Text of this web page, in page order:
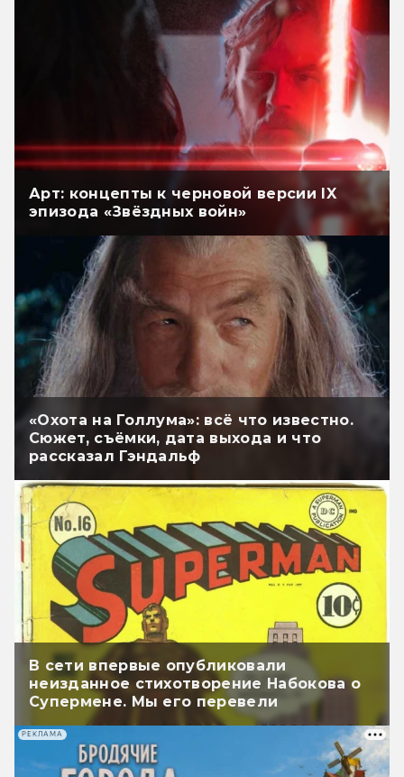
Арт: концепты к черновой версии IX
эпизода «Звёздных войн»
«Охота на Голлума»: всё что известно.
Сюжет, съёмки, дата выхода и что
рассказал Гэндальф
В сети впервые опубликовали
неизданное стихотворение Набокова о
Супермене. Мы его перевели
РЕКЛАМА